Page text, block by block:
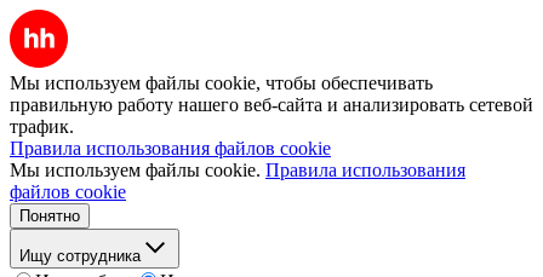
Мы используем файлы cookie, чтобы обеспечивать
правильную работу нашего веб-сайта и анализировать сетевой
трафик.
Правила использования файлов cookie
Мы используем файлы cookie. Правила использования
файлов cookie
Понятно
Ищу сотрудника